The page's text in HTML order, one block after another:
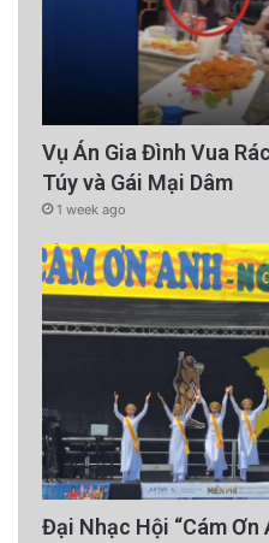
Vụ Án Gia Đình Vua
Túy và Gái Mại Dâm
1 week ago
Đại Nhạc Hội “Cám